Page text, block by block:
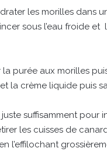
les morilles dans
sous l’eau froide et
la purée aux morilles
la crème liquide puis
juste suffisamment pour
les cuisses de
l’effilochant